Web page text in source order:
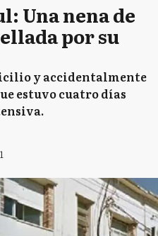
Una nena de
por su
y accidentalmente
estuvo cuatro días